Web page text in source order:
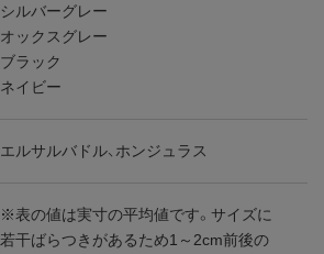
シルバーグレー
オックスグレー
ブラック
ネイビー
エルサルバドル、ホンジュラス
※表の値は実寸の平均値です。サイズに
若干ばらつきがあるため1～2cm前後の